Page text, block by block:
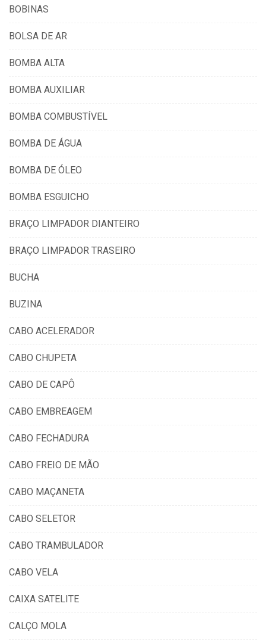
BOBINAS
BOLSA DE AR
BOMBA ALTA
BOMBA AUXILIAR
BOMBA COMBUSTÍVEL
BOMBA DE ÁGUA
BOMBA DE ÓLEO
BOMBA ESGUICHO
BRAÇO LIMPADOR DIANTEIRO
BRAÇO LIMPADOR TRASEIRO
BUCHA
BUZINA
CABO ACELERADOR
CABO CHUPETA
CABO DE CAPÔ
CABO EMBREAGEM
CABO FECHADURA
CABO FREIO DE MÃO
CABO MAÇANETA
CABO SELETOR
CABO TRAMBULADOR
CABO VELA
CAIXA SATELITE
CALÇO MOLA